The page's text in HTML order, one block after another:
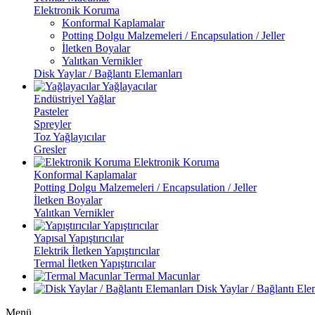
Elektronik Koruma
Konformal Kaplamalar
Potting Dolgu Malzemeleri / Encapsulation / Jeller
İletken Boyalar
Yalıtkan Vernikler
Disk Yaylar / Bağlantı Elemanları
Yağlayacılar
Endüstriyel Yağlar
Pasteler
Spreyler
Toz Yağlayıcılar
Gresler
Elektronik Koruma
Konformal Kaplamalar
Potting Dolgu Malzemeleri / Encapsulation / Jeller
İletken Boyalar
Yalıtkan Vernikler
Yapıştırıcılar
Yapısal Yapıştırıcılar
Elektrik İletken Yapıştırıcılar
Termal İletken Yapıştırıcılar
Termal Macunlar
Disk Yaylar / Bağlantı
Menü